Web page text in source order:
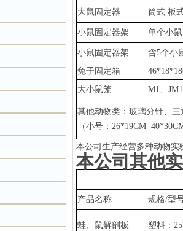
大鼠固定器 筒式 板
小鼠固定器架 单个小
小鼠固定器架 含5个小
兔子固定箱
大小鼠笼
M1、
其他动物类：玻璃分针、
（小号： 26*19CM
本公司生产经营多种动物
本公司其他
产品名称 规格/型
蛙、鼠解剖板 塑料：